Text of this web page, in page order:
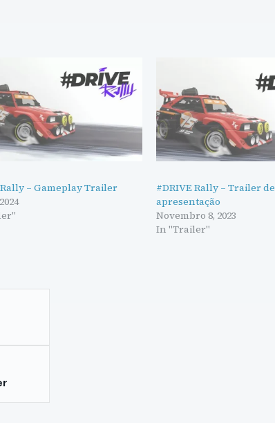
Rally – Gameplay Trailer
#DRIVE Rally – Trailer de
apresentação
Novembro 8, 2023
In "Trailer"